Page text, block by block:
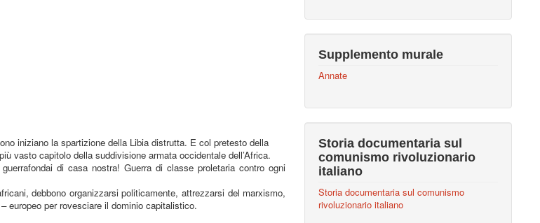
iniziano la spartizione della Libia distrutta. E col pretesto della
vasto capitolo della suddivisione armata occidentale dell’Africa.
di casa nostra! Guerra di classe proletaria contro ogni
debbono organizzarsi politicamente, attrezzarsi del marxismo,
europeo per rovesciare il dominio capitalistico.
Supplemento murale
Annate
Storia documentaria sul
comunismo rivoluzionario
italiano
Storia documentaria sul comunismo
rivoluzionario italiano